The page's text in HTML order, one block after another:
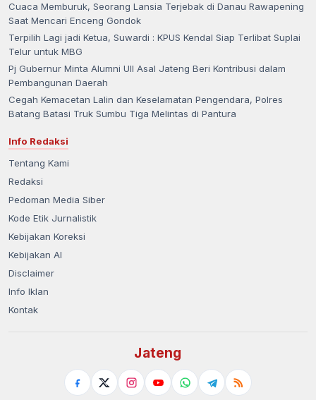
Cuaca Memburuk, Seorang Lansia Terjebak di Danau Rawapening
Saat Mencari Enceng Gondok
Terpilih Lagi jadi Ketua, Suwardi : KPUS Kendal Siap Terlibat Suplai
Telur untuk MBG
Pj Gubernur Minta Alumni UII Asal Jateng Beri Kontribusi dalam
Pembangunan Daerah
Cegah Kemacetan Lalin dan Keselamatan Pengendara, Polres
Batang Batasi Truk Sumbu Tiga Melintas di Pantura
Info Redaksi
Tentang Kami
Redaksi
Pedoman Media Siber
Kode Etik Jurnalistik
Kebijakan Koreksi
Kebijakan AI
Disclaimer
Info Iklan
Kontak
Jateng